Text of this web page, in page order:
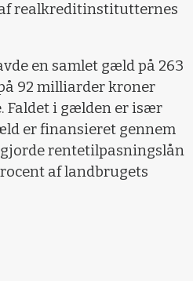
realkreditinstitutternes
en samlet gæld på 263
92 milliarder kroner
Faldet i gælden er især
er finansieret gennem
rentetilpasningslån
af landbrugets